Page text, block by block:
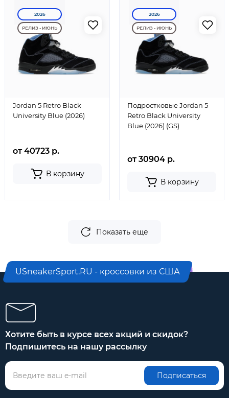
2026
РЕЛИЗ - ИЮНЬ
Jordan 5 Retro Black
University Blue (2026)
от 40723 р.
В корзину
2026
РЕЛИЗ - ИЮНЬ
Подростковые Jordan 5
Retro Black University
Blue (2026) (GS)
от 30904 р.
В корзину
Показать еще
USneakerSport.RU - кроссовки из США
Хотите быть в курсе всех акций и скидок?
Подпишитесь на нашу рассылку
Подписаться